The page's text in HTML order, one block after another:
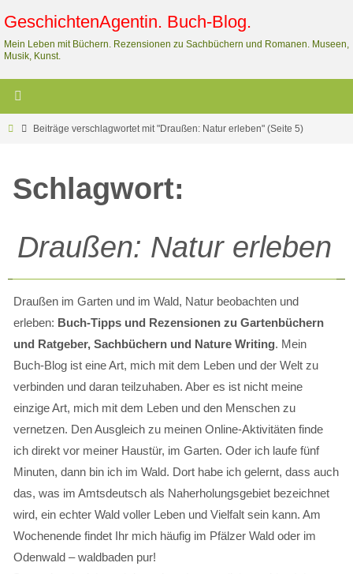
Inhalt
springen
GeschichtenAgentin. Buch-Blog.
Mein Leben mit Büchern. Rezensionen zu Sachbüchern und Romanen. Museen,
Musik, Kunst.
StartBeiträge verschlagwortet mit "Draußen: Natur erleben" (Seite 5)
Schlagwort:
Draußen: Natur erleben
Draußen im Garten und im Wald, Natur beobachten und
erleben: Buch-Tipps und Rezensionen zu Gartenbüchern
und Ratgeber, Sachbüchern und Nature Writing. Mein
Buch-Blog ist eine Art, mich mit dem Leben und der Welt zu
verbinden und daran teilzuhaben. Aber es ist nicht meine
einzige Art, mich mit dem Leben und den Menschen zu
vernetzen. Den Ausgleich zu meinen Online-Aktivitäten finde
ich direkt vor meiner Haustür, im Garten. Oder ich laufe fünf
Minuten, dann bin ich im Wald. Dort habe ich gelernt, dass auch
das, was im Amtsdeutsch als Naherholungsgebiet bezeichnet
wird, ein echter Wald voller Leben und Vielfalt sein kann. Am
Wochenende findet Ihr mich häufig im Pfälzer Wald oder im
Odenwald – waldbaden pur!